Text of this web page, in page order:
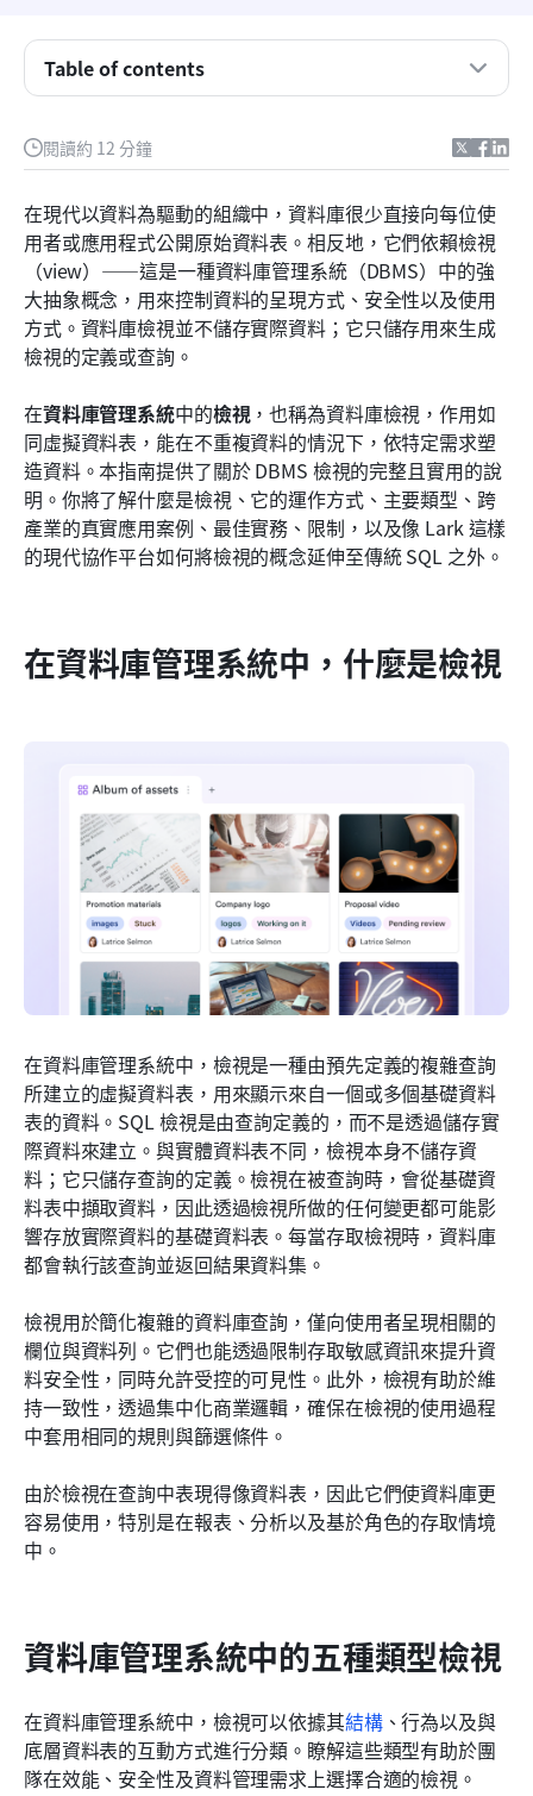
閱讀約 12 分鐘
在現代以資料為驅動的組織中，資料庫很少直接向每位使
用者或應用程式公開原始資料表。相反地，它們依賴檢視
（view）——這是一種資料庫管理系統（DBMS）中的強
大抽象概念，用來控制資料的呈現方式、安全性以及使用
方式。資料庫檢視並不儲存實際資料；它只儲存用來生成
檢視的定義或查詢。
在資料庫管理系統中的檢視，也稱為資料庫檢視，作用如
同虛擬資料表，能在不重複資料的情況下，依特定需求塑
造資料。本指南提供了關於 DBMS 檢視的完整且實用的說
明。你將了解什麼是檢視、它的運作方式、主要類型、跨
產業的真實應用案例、最佳實務、限制，以及像 Lark 這樣
的現代協作平台如何將檢視的概念延伸至傳統 SQL 之外。
在資料庫管理系統中，什麼是檢視
在資料庫管理系統中，檢視是一種由預先定義的複雜查詢
所建立的虛擬資料表，用來顯示來自一個或多個基礎資料
表的資料。SQL 檢視是由查詢定義的，而不是透過儲存實
際資料來建立。與實體資料表不同，檢視本身不儲存資
料；它只儲存查詢的定義。檢視在被查詢時，會從基礎資
料表中擷取資料，因此透過檢視所做的任何變更都可能影
響存放實際資料的基礎資料表。每當存取檢視時，資料庫
都會執行該查詢並返回結果資料集。
檢視用於簡化複雜的資料庫查詢，僅向使用者呈現相關的
欄位與資料列。它們也能透過限制存取敏感資訊來提升資
料安全性，同時允許受控的可見性。此外，檢視有助於維
持一致性，透過集中化商業邏輯，確保在檢視的使用過程
中套用相同的規則與篩選條件。
由於檢視在查詢中表現得像資料表，因此它們使資料庫更
容易使用，特別是在報表、分析以及基於角色的存取情境
中。
資料庫管理系統中的五種類型檢視
在資料庫管理系統中，檢視可以依據其結構、行為以及與
底層資料表的互動方式進行分類。瞭解這些類型有助於團
隊在效能、安全性及資料管理需求上選擇合適的檢視。
Table of contents
在資料庫管理系統中建立檢視
資料庫檢視的常見限制與風險
Lark 如何超越傳統資料庫檢視
跨團隊與各行業的實際應用案例
設計可擴展檢視的最佳實務
結論
常見問題